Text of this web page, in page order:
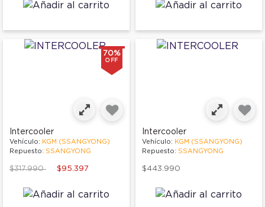
70%
OFF
Intercooler
Vehículo: KGM (SSANGYONG)
Repuesto: SSANGYONG
Price reduced from
$317.990to $95.397
Intercooler
Vehículo: KGM (SSANGYONG)
Repuesto: SSANGYONG
$443.990